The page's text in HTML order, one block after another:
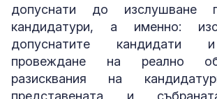
допуснати до изслушване
кандидатури, а именно:
допуснатите кандидати
провеждане на реално
разисквания на
представената и